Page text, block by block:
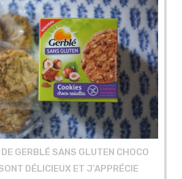
GERBLÉ SANS GLUTEN CHOCO
DÉLICIEUX ET J’APPRÉCIE